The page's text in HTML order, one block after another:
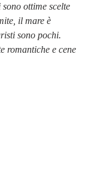
ottime scelte
il mare è
sono pochi.
romantiche e cene